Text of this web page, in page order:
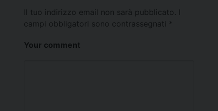
Il tuo indirizzo email non sarà pubblicato.
campi obbligatori sono contrassegnati *
Your comment